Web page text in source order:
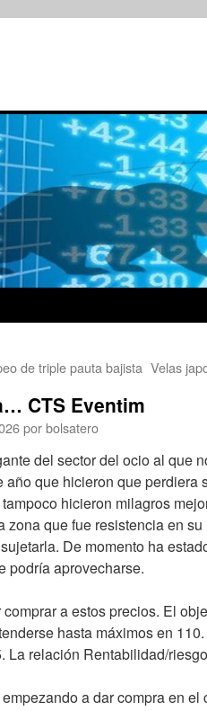
de triple pauta bajista Velas
CTS Eventim
porbolsatero
del sector del ocio al que
año que hicieron que perdiera
hicieron milagros
zona que fue resistencia en
De momento ha
podría aprovecharse.
a estos precios. El
hasta máximos en
La relación Rentabilidad/
a dar compra en